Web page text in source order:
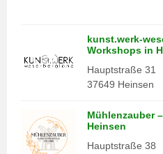
kunst.werk-
Workshops in
Hauptstraße 31
37649 Heinsen
Mühlenzauber
Heinsen
Hauptstraße 38